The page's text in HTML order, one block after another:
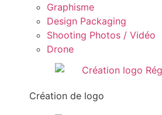
Graphisme
Design Packaging
Shooting Photos / Vidéo
Drone
Création de logo